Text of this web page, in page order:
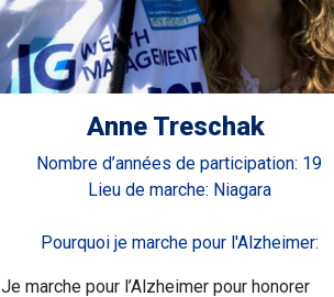
Anne Treschak ​
Nombre d’années de participation: 19
Lieu de marche: Niagara
Pourquoi je marche pour l'Alzheimer:
Je marche pour l’Alzheimer pour honorer